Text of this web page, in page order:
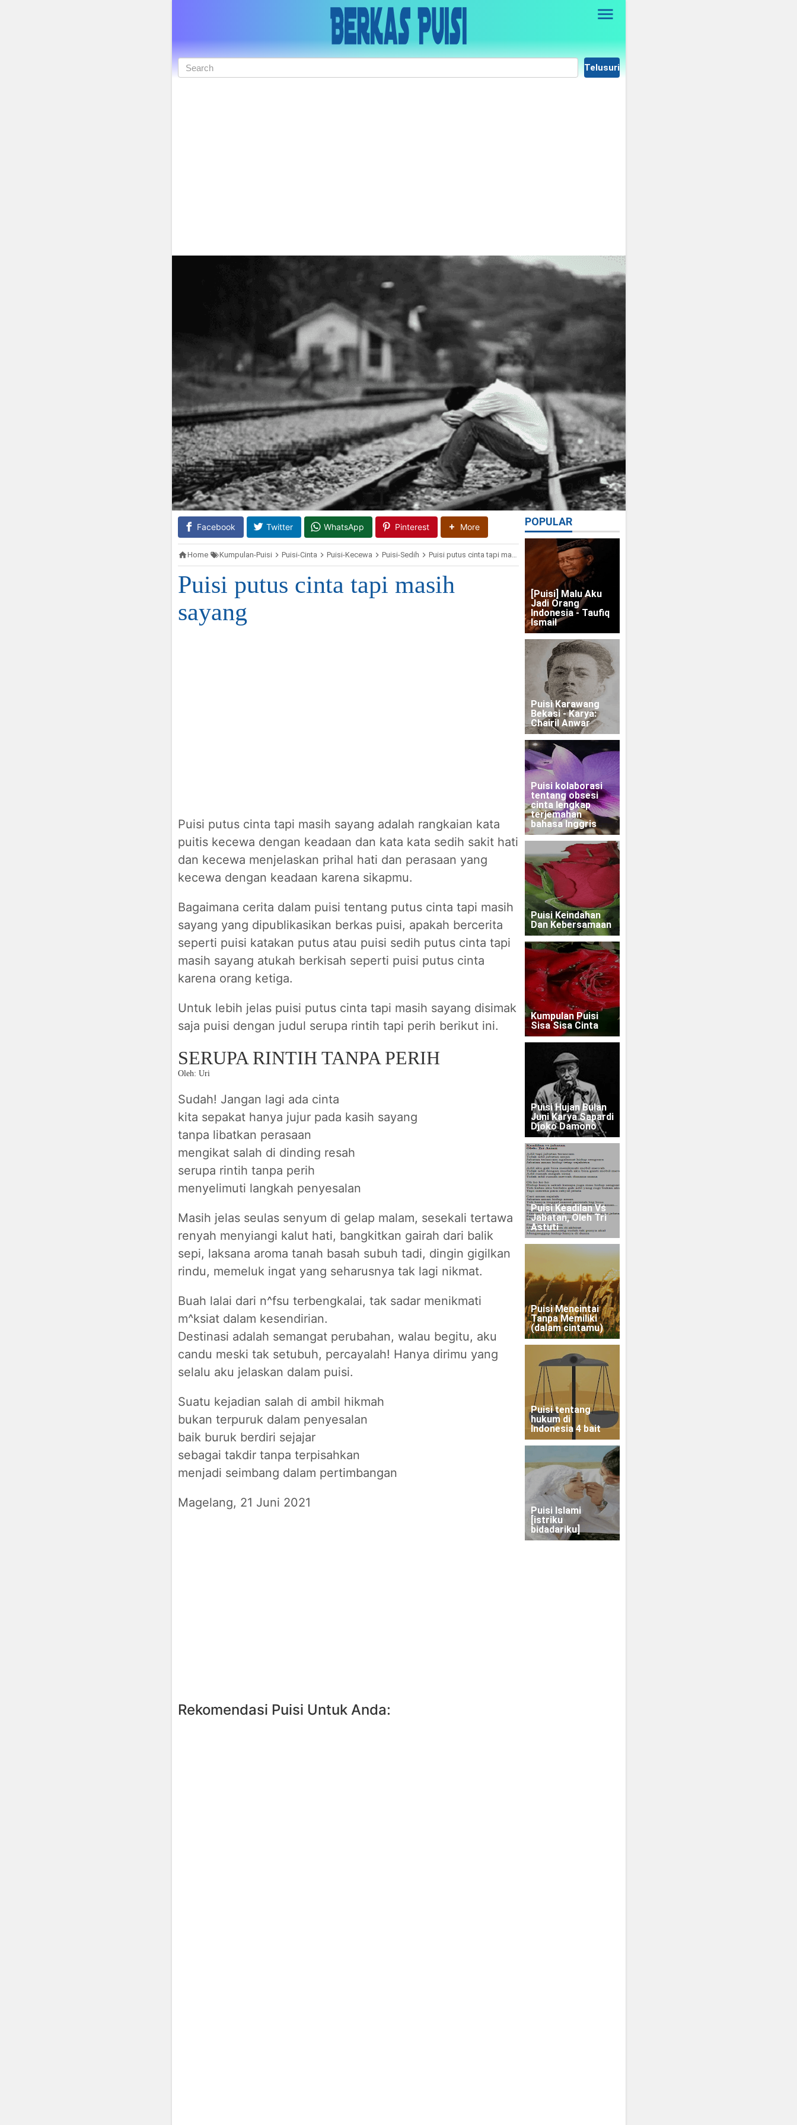
Skip to main content
Facebook Twitter WhatsApp Pinterest More
Home Kumpulan-Puisi Puisi-Cinta Puisi-Kecewa Puisi-Sedih Puisi putus cinta tapi masih sayang
Puisi putus cinta tapi masih
sayang
Puisi putus cinta tapi masih sayang adalah rangkaian kata
puitis kecewa dengan keadaan dan kata kata sedih sakit hati
dan kecewa menjelaskan prihal hati dan perasaan yang
kecewa dengan keadaan karena sikapmu.
Bagaimana cerita dalam puisi tentang putus cinta tapi masih
sayang yang dipublikasikan berkas puisi, apakah bercerita
seperti puisi katakan putus atau puisi sedih putus cinta tapi
masih sayang atukah berkisah seperti puisi putus cinta
karena orang ketiga.
Untuk lebih jelas puisi putus cinta tapi masih sayang disimak
saja puisi dengan judul serupa rintih tapi perih berikut ini.
SERUPA RINTIH TANPA PERIH
Oleh: Uri
Sudah! Jangan lagi ada cinta
kita sepakat hanya jujur pada kasih sayang
tanpa libatkan perasaan
mengikat salah di dinding resah
serupa rintih tanpa perih
menyelimuti langkah penyesalan
Masih jelas seulas senyum di gelap malam, sesekali tertawa
renyah menyiangi kalut hati, bangkitkan gairah dari balik
sepi, laksana aroma tanah basah subuh tadi, dingin gigilkan
rindu, memeluk ingat yang seharusnya tak lagi nikmat.
Buah lalai dari n^fsu terbengkalai, tak sadar menikmati
m^ksiat dalam kesendirian.
Destinasi adalah semangat perubahan, walau begitu, aku
candu meski tak setubuh, percayalah! Hanya dirimu yang
selalu aku jelaskan dalam puisi.
Suatu kejadian salah di ambil hikmah
bukan terpuruk dalam penyesalan
baik buruk berdiri sejajar
sebagai takdir tanpa terpisahkan
menjadi seimbang dalam pertimbangan
Magelang, 21 Juni 2021
Rekomendasi Puisi Untuk Anda:
POPULAR
[Puisi] Malu Aku
Jadi Orang
Indonesia - Taufiq
Ismail
Puisi Karawang
Bekasi - Karya:
Chairil Anwar
Puisi kolaborasi
tentang obsesi
cinta lengkap
terjemahan
bahasa Inggris
Puisi Keindahan
Dan Kebersamaan
Kumpulan Puisi
Sisa Sisa Cinta
Puisi Hujan Bulan
Juni Karya Sapardi
Djoko Damono
Puisi Keadilan Vs
Jabatan, Oleh Tri
Astuti
Puisi Mencintai
Tanpa Memiliki
(dalam cintamu)
Puisi tentang
hukum di
Indonesia 4 bait
Puisi Islami
[istriku
bidadariku]